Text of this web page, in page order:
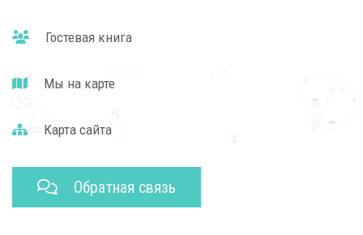
Гостевая книга
Мы на карте
Карта сайта
Обратная связь